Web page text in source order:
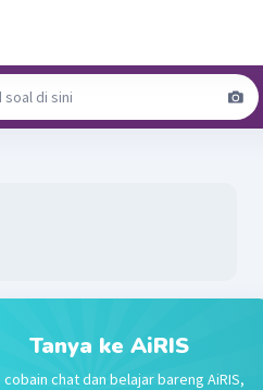
Tanya ke AiRIS
cobain chat dan belajar bareng AiRIS,